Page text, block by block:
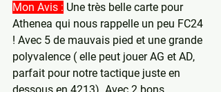
Mon Avis : Une très belle carte pour
Athenea qui nous rappelle un peu FC24
! Avec 5 de mauvais pied et une grande
polyvalence ( elle peut jouer AG et AD,
parfait pour notre tactique juste en